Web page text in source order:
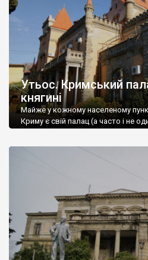
Утьос. Кримський
княгині
Майже у кожному населеному
Криму є свій палац (а часто і не